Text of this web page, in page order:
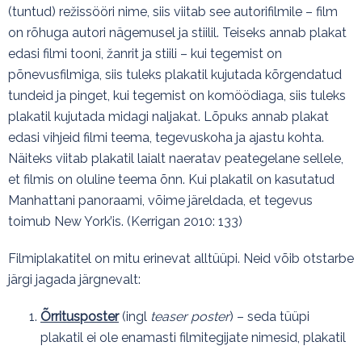
(tuntud) režissööri nime, siis viitab see autorifilmile – film
on rõhuga autori nägemusel ja stiilil. Teiseks annab plakat
edasi filmi tooni, žanrit ja stiili – kui tegemist on
põnevusfilmiga, siis tuleks plakatil kujutada kõrgendatud
tundeid ja pinget, kui tegemist on komöödiaga, siis tuleks
plakatil kujutada midagi naljakat. Lõpuks annab plakat
edasi vihjeid filmi teema, tegevuskoha ja ajastu kohta.
Näiteks viitab plakatil laialt naeratav peategelane sellele,
et filmis on oluline teema õnn. Kui plakatil on kasutatud
Manhattani panoraami, võime järeldada, et tegevus
toimub New York’is. (Kerrigan 2010: 133)
Filmiplakatitel on mitu erinevat alltüüpi. Neid võib otstarbe
järgi jagada järgnevalt:
Õrritusposter (ingl teaser poster) – seda tüüpi
plakatil ei ole enamasti filmitegijate nimesid, plakatil